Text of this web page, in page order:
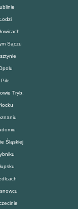
Sączu
Tryb.
Śląskiej